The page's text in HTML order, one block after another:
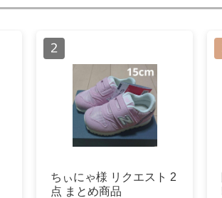
ちぃにゃ様 リクエスト 2
点 まとめ商品